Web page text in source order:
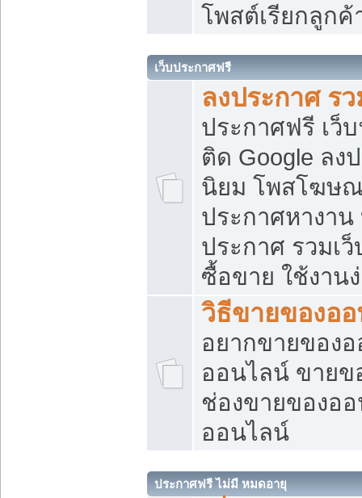
โพสต์เรียกลูกค้
เว็บประกาศฟรี
ลงประกาศ ร
ประกาศฟรี เว็
ติด Google ลง
นิยม โพสโฆษ
ประกาศหางาน
ประกาศ รวมเ
ซื้อขาย ใช้งาน
วิธีขายของอ
อยากขายของ
ออนไลน์ ขายข
ช่องขายของอ
ออนไลน์
ประกาศฟรี ไม่มี หมดอายุ